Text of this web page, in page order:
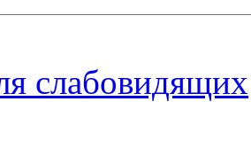
слабовидящих